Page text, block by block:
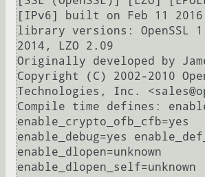
[IPv6] built on Feb 11 2016
library versions: OpenSSL
2014, LZO 2.09
Originally developed by
Copyright (C) 2002-2010
Technologies, Inc.
Compile time defines:
enable_crypto_ofb_cfb=yes
enable_debug=yes
enable_dlopen=unknown
enable_dlopen_self=unknown